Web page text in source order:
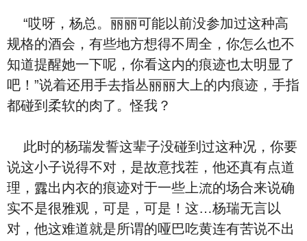
“哎呀，杨总。丽丽可能以前没参加过这种⾼
规格的酒会，有些地方想得不周全，你怎么也不
知道提醒她一下呢，你看这内的痕迹也太明显了
吧！”说着还用手去指丛丽丽大 上的内痕迹，手指
都碰到柔软的⾁了。怪我？
此时的杨瑞发誓这辈子没碰到过这种况，你要
说这小子说得不对，是故意找茬，他还真有点道
理，露出内⾐的痕迹对于一些上流的场合来说确
实不是很雅观，可是，可是！这…杨瑞无言以
对，他这难道就是所谓的哑巴吃⻩连有苦说不出